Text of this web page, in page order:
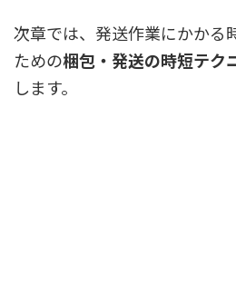
次章では、発送作業にかかる
ための梱包・発送の時短テク
します。